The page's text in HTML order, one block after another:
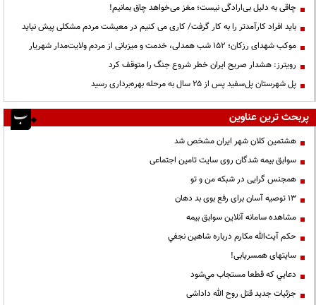
چاقی به دلیل بی‌ارادگی نیست؛ مغز می‌خواهد چاق بمانیم!
باید افراد کارآمدتر را به کار گرفت/ کاری می کنیم در معیشت مردم مشکلی پیش نیاید
موکب شهدای رزکان؛ ۱۵۲ شب همدلی، خدمت و میزبانی از مردم ولایت‌مدار شهریار
رویترز: هشدار صریح ایران خطر شروع جنگ را متوقف کرد
پل شهرستان پل‌سفید پس از ۲۵ سال به مرحله بهره‌برداری رسید
پربحث ترین عناوین
هشتمین کلان شهر ایران مشخص شد
سوابق بیمه شدگان روی سایت تامین اجتماعی
همجنس گرایی در شبکه من و تو
13 توصیه آسان برای رفع بوی بد دهان
مشاهده سامانه آنلاين سوابق بیمه
حكم آيت‌الله مكارم درباره شاهين نجفي
سایتهای همسریابی!
دعايي كه قطعا مستجاب مي‌شود
جزئیات جدید قتل روح الله داداشی